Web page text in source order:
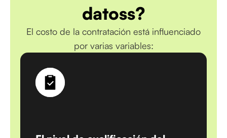
datoss?
El costo de la contratación está influenciado
por varias variables: